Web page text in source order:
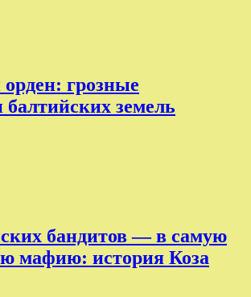
грозные
балтийских земель
бандитов — в самую
мафию: история Коза